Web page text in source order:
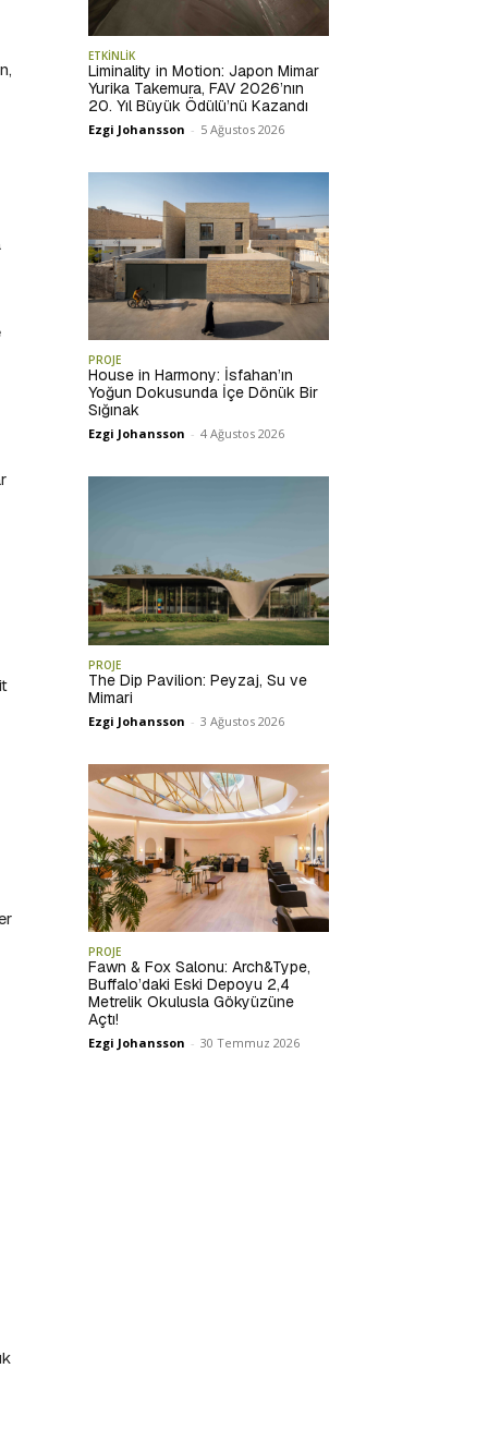
ETKİNLİK
Liminality in Motion: Japon Mimar
Yurika Takemura, FAV 2026’nın
20. Yıl Büyük Ödülü’nü Kazandı
Ezgi Johansson - 5 Ağustos 2026
PROJE
House in Harmony: İsfahan’ın
Yoğun Dokusunda İçe Dönük Bir
Sığınak
Ezgi Johansson - 4 Ağustos 2026
PROJE
The Dip Pavilion: Peyzaj, Su ve
Mimari
Ezgi Johansson - 3 Ağustos 2026
PROJE
Fawn & Fox Salonu: Arch&Type,
Buffalo’daki Eski Depoyu 2,4
Metrelik Okulusla Gökyüzüne
Açtı!
Ezgi Johansson - 30 Temmuz 2026